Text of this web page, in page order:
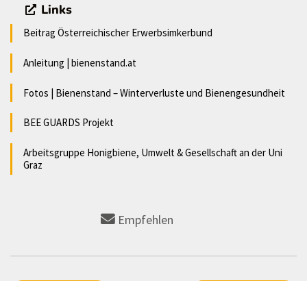
Links
Beitrag Österreichischer Erwerbsimkerbund
Anleitung | bienenstand.at
Fotos | Bienenstand – Winterverluste und Bienengesundheit
BEE GUARDS Projekt
Arbeitsgruppe Honigbiene, Umwelt & Gesellschaft an der Uni
Graz
Empfehlen